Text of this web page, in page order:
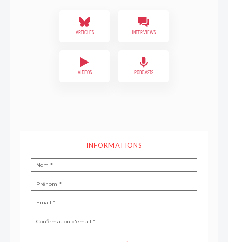
ARTICLES INTERVIEWS
VIDÉOS PODCASTS